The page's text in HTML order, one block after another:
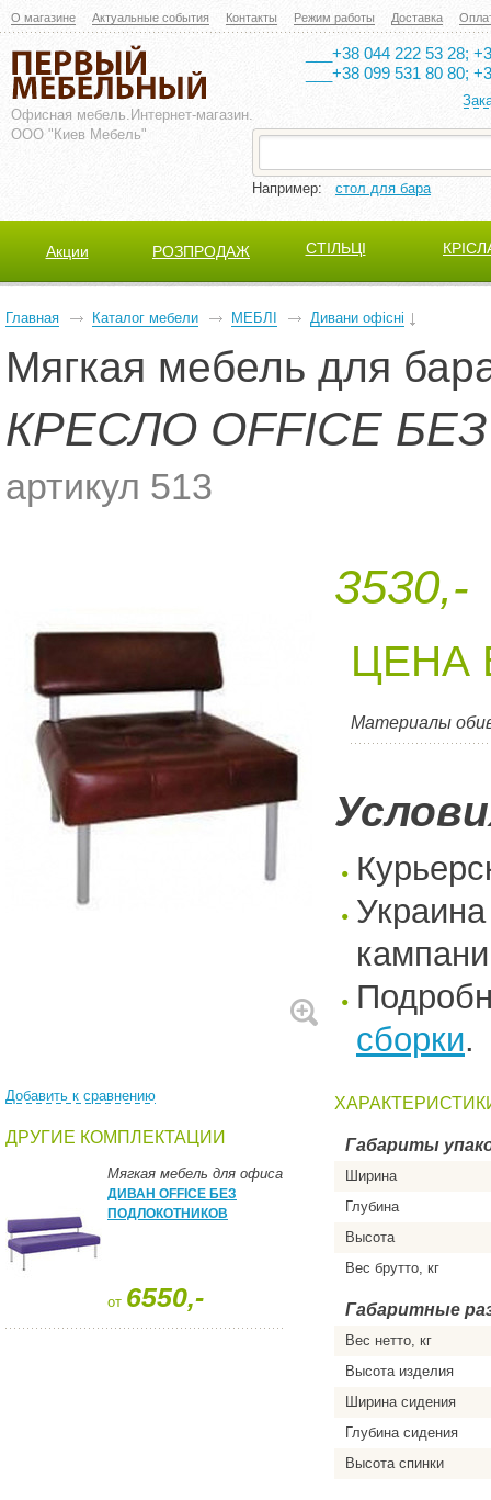
О магазине Актуальные события Контакты Режим работы Доставка
Офисная мебель. Интернет-магазин.
ООО "Киев Мебель"
___+38 044 222 53 28;
___+38 099 531 80 80;
Например: стол для бара
Акции РОЗПРОДАЖ СТІЛЬЦІ
Главная Каталог мебели МЕБЛІ Дивани офісні
Мягкая мебель для
КРЕСЛО OFFICE
артикул 513
Добавить к сравнению
ДРУГИЕ КОМПЛЕКТАЦИИ
Мягкая мебель для офиса
ДИВАН OFFICE БЕЗ
ПОДЛОКОТНИКОВ
от 6550,-
3530,-
ЦЕНА
Материалы
сборки.
Габариты
Ширина
Глубина
Высота
Вес брутто, кг
Габаритные
Вес нетто, кг
Высота изделия
Ширина сидения
Глубина сидения
Высота спинки